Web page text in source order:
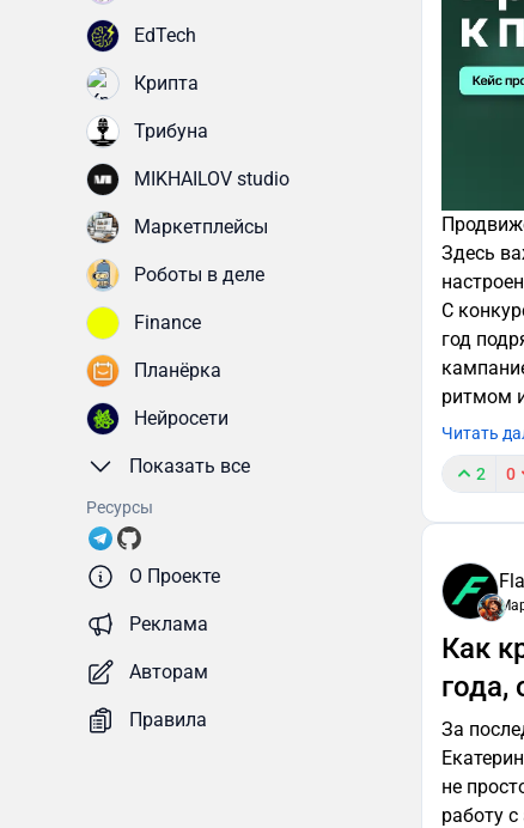
EdTech
Крипта
Трибуна
MIKHAILOV studio
Маркетплейсы
Роботы в деле
Finance
Планёрка
Нейросети
Показать все
Ресурсы
О Проекте
Реклама
Авторам
Правила
Здесь
С
год
ритмом
Читать
2 0
Как
года,
За
не
работу